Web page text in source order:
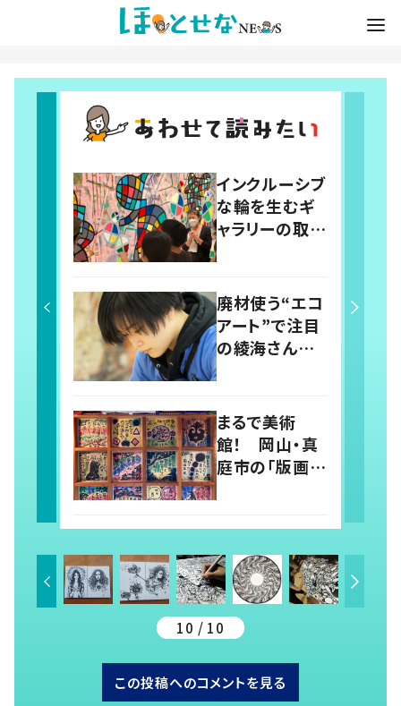
インクルーシブ
な輪を生むギ
ャラリーの取り
組み 作品を
者をつなぐ手
話通訳士
廃材使う“エコ
アート”で注目
の綾海さん
伝えるのは課
の思い
まるで美術
館！ 岡山・真
庭市の「版画
と人生観
10 / 10
この投稿へのコメントを見る